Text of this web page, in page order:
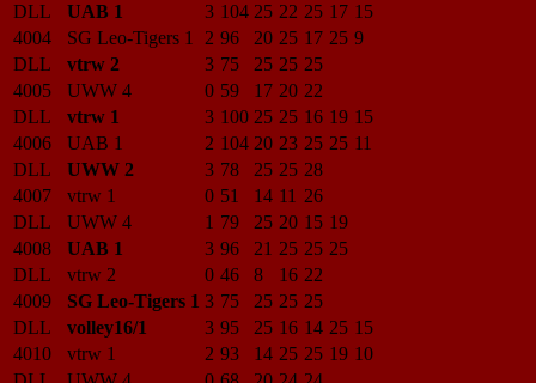
DLL
UAB 1 3 104 25 22 25 17 15
4004
SG Leo-Tigers 1 2 96 20 25 17 25 9
DLL
vtrw 2 3 75 25 25 25
4005
UWW 4 0 59 17 20 22
DLL
vtrw 1 3 100 25 25 16 19 15
4006
UAB 1 2 104 20 23 25 25 11
DLL
UWW 2 3 78 25 25 28
4007
vtrw 1 0 51 14 11 26
DLL
UWW 4 1 79 25 20 15 19
4008
UAB 1 3 96 21 25 25 25
DLL
vtrw 2 0 46 8 16 22
4009
SG Leo-Tigers 1 3 75 25 25 25
DLL
volley16/1 3 95 25 16 14 25 15
4010
vtrw 1 2 93 14 25 25 19 10